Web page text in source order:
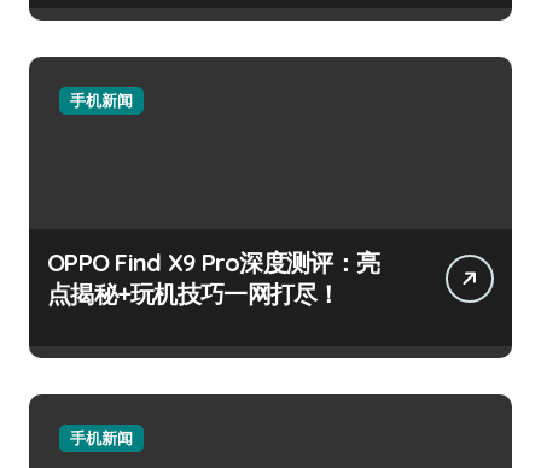
手机新闻
OPPO Find X9 Pro深度测评：亮
点揭秘+玩机技巧一网打尽！
手机新闻